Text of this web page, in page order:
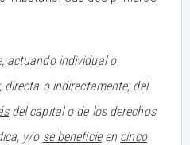
actuando individual o
directa o indirectamente, del
del capital o de los derechos
y/o se beneficieen cinco